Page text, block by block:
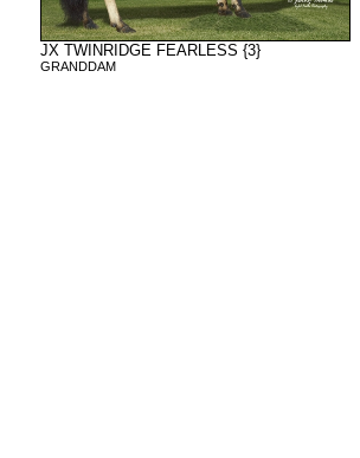
JX TWINRIDGE FEARLESS {3}
GRANDDAM